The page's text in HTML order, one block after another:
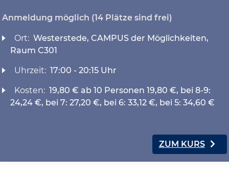
Anmeldung möglich (14 Plätze sind frei)
Ort: Westerstede, CAMPUS der Möglichkeiten,
Raum C301
Uhrzeit: 17:00 - 20:15 Uhr
Kosten: 19,80 € ab 10 Personen 19,80 €, bei 8-9:
24,24 €, bei 7: 27,20 €, bei 6: 33,12 €, bei 5: 34,60 €
ZUM KURS